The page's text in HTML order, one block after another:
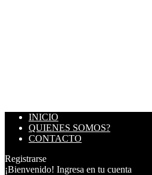
INICIO
QUIENES SOMOS?
CONTACTO
Registrarse
¡Bienvenido! Ingresa en tu cuenta